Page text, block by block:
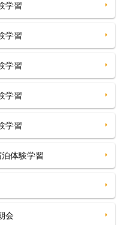
学習
学習
学習
学習
学習
体験学習
会